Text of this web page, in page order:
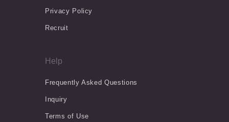
Privacy Policy
Recruit
Help
Frequently Asked Questions
Inquiry
Terms of Use